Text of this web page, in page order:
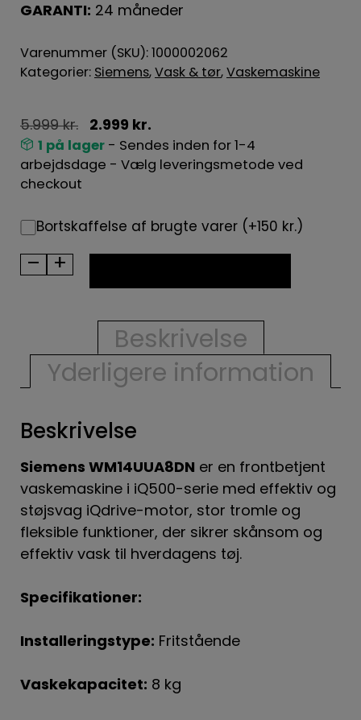
GARANTI: 24 måneder
Varenummer (SKU): 1000002062
Kategorier: Siemens, Vask & tør, Vaskemaskine
5.999kr. 2.999 kr.
1 på lager- Sendes inden for 1-4
arbejdsdage - Vælg leveringsmetode ved
checkout
Bortskaffelse af brugte varer (+150 kr.)
–
BRUGT-
WM14UUA8DN
antal
+
Beskrivelse
Yderligere information
Beskrivelse
Siemens WM14UUA8DN er en frontbetjent
vaskemaskine i iQ500-serie med effektiv og
støjsvag iQdrive-motor, stor tromle og
fleksible funktioner, der sikrer skånsom og
effektiv vask til hverdagens tøj.
Specifikationer:
Installeringstype: Fritstående
Vaskekapacitet: 8 kg